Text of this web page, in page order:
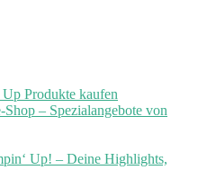
Produkte kaufen
– Spezialangebote von
Up! – Deine Highlights,